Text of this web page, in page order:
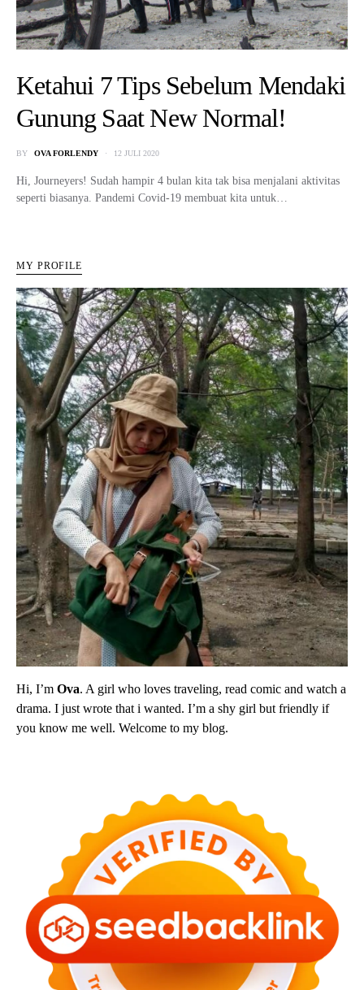
Ketahui 7 Tips Sebelum Mendaki
Gunung Saat New Normal!
BY OVA FORLENDY 12 JULI 2020
Hi, Journeyers! Sudah hampir 4 bulan kita tak bisa menjalani aktivitas
seperti biasanya. Pandemi Covid-19 membuat kita untuk…
MY PROFILE
Hi, I’m Ova. A girl who loves traveling, read comic and watch a
drama. I just wrote that i wanted. I’m a shy girl but friendly if
you know me well. Welcome to my blog.